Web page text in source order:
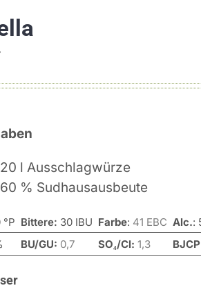
l Ausschlagwürze
% Sudhausausbeute
°P Bittere: 30 IBU Farbe: 41 EBC Alc.:
BU/GU: 0,7 SO₄/Cl: 1,3